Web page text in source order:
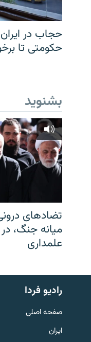
English
به ما بپیوندید
حجاب در
حکومتی تا
بشنوید
تضادهای
میانه جنگ،
علمداری
رادیو فردا
صفحه اصلی
ایران